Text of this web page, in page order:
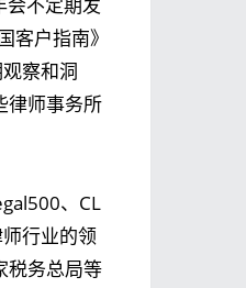
客户指南》
察和洞
律师事务所
、CL
行业的领
税务总局等